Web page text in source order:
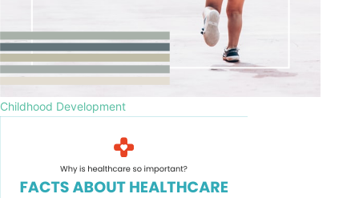
Childhood Development